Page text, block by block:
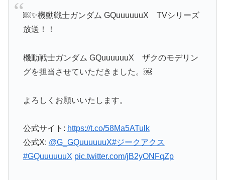
￼✨機動戦士ガンダム GQuuuuuuX TVシリーズ
放送！！
機動戦士ガンダム GQuuuuuuX ザクのモデリン
グを担当させていただきました。￼
よろしくお願いいたします。
公式サイト: https://t.co/58Ma5ATulk
公式X: @G_GQuuuuuuX#ジークアクス
#GQuuuuuuX pic.twitter.com/jB2yONFqZp